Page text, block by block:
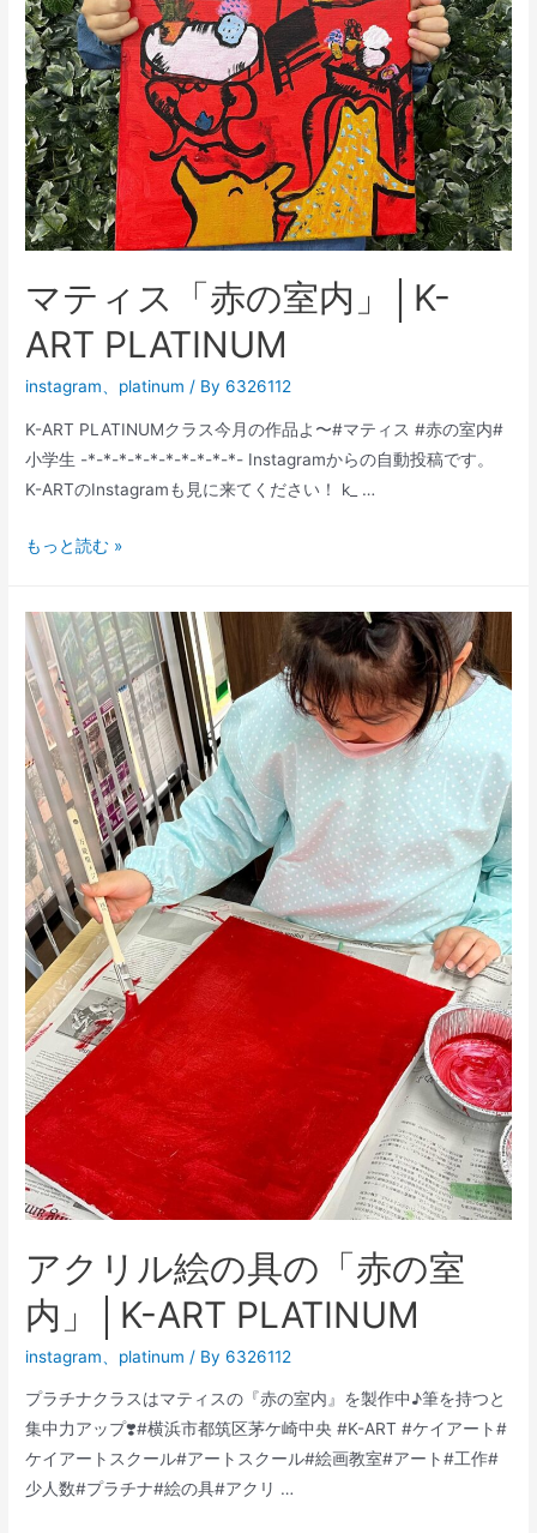
マティス「赤の室内」│K-
ART PLATINUM
instagram platinum / By6326112
K-ART PLATINUMクラス今月の作品よ〜#マティス #赤の室内#
小学生 -*-*-*-*-*-*-*-*-*-*- Instagramからの自動投稿です。
K-ARTのInstagramも見に来てください！ k_ …
マ
ス
「赤
の
室
内」
│K-
ART
PLATINUM
もっと読む »
アクリル絵の具の「赤の室
内」│K-ART PLATINUM
instagram platinum / By6326112
プラチナクラスはマティスの『赤の室内』を製作中♪筆を持つと
集中力アップ❣️#横浜市都筑区茅ケ崎中央 #K-ART #ケイアート#
ケイアートスクール#アートスクール#絵画教室#アート#工作#
少人数#プラチナ#絵の具#アクリ …